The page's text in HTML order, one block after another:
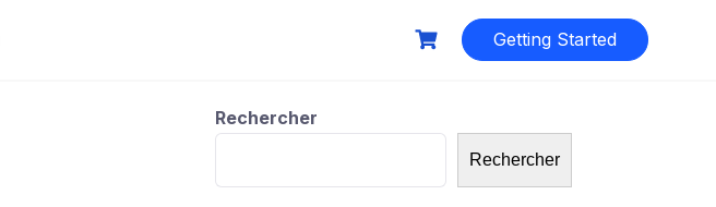
Getting Started
Rechercher
Rechercher